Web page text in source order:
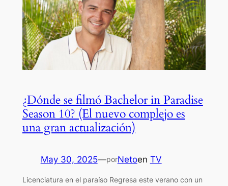
¿Dónde se filmó Bachelor in Paradise
Season 10? (El nuevo complejo es
una gran actualización)
May 30, 2025—porNetoen TV
Licenciatura en el paraíso Regresa este verano con un